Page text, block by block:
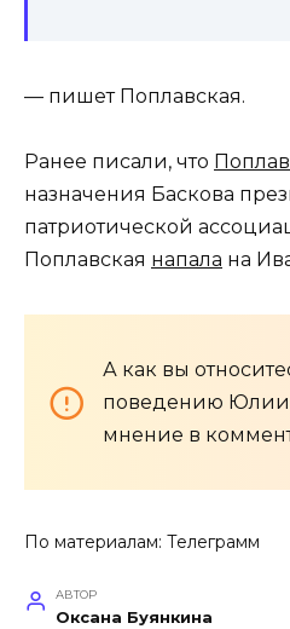
— пишет Поплавская.
Ранее писали, что
назначения Баскова
патриотической
Поплавская напала на
А как вы
поведению Юлии
мнение в
По материалам: Телеграмм
АВТОР
Оксана Буянкина